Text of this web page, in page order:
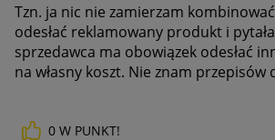
Tzn. ja nic nie zamierzam kombinować
odesłać reklamowany produkt i
sprzedawca ma obowiązek odesłać
na własny koszt. Nie znam
0 W PUNKT!